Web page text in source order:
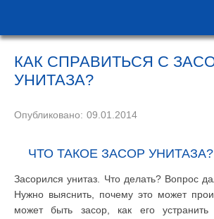
КАК СПРАВИТЬСЯ С
УНИТАЗА?
Опубликовано: 09.01.2014
ЧТО ТАКОЕ ЗАСОР УНИТАЗА?
Засорился унитаз. Что делать? Вопрос
Нужно выяснить, почему это может
может быть засор, как его